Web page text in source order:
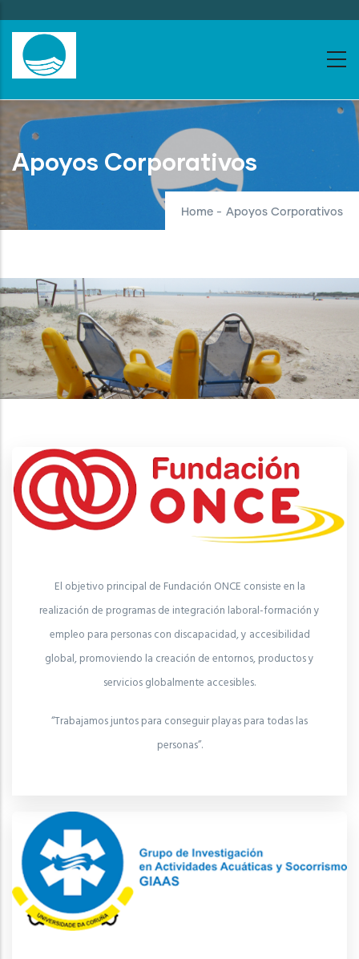
to
main
content
Apoyos Corporativos
Home - Apoyos Corporativos
El objetivo principal de Fundación ONCE consiste en la
realización de programas de integración laboral-formación y
empleo para personas con discapacidad, y accesibilidad
global, promoviendo la creación de entornos, productos y
servicios globalmente accesibles.
“Trabajamos juntos para conseguir playas para todas las
personas”.